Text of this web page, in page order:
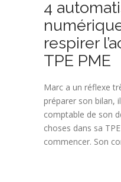
4
respirer
TPE PME
Marc a un réflexe
préparer son bilan,
comptable de son
choses dans sa
commencer. Son